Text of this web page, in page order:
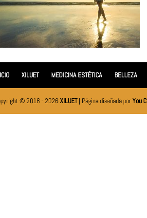
XILUET MEDICINA ESTÉTICA BELLEZA
© 2016 - 2026XILUET| Página diseñada porYou